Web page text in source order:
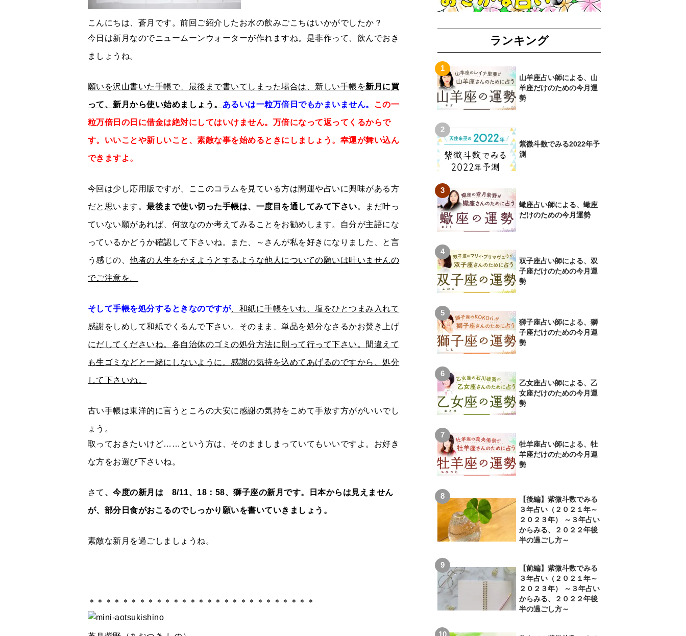
こんにちは、蒼月です。前回ご紹介したお水の飲みごこちはいかがでしたか？
今日は新月なのでニュームーンウォーターが作れますね。是非作って、飲んでおき
ましょうね。
願いを沢山書いた手帳で、最後まで書いてしまった場合は、新しい手帳を新月に買
って、新月から使い始めましょう。 あるいは一粒万倍日でもかまいません。 この一
粒万倍日の日に借金は絶対にしてはいけません。万倍になって返ってくるからで
す。いいことや新しいこと、素敵な事を始めるときにしましょう。幸運が舞い込ん
できますよ。
今回は少し応用版ですが、ここのコラムを見ている方は開運や占いに興味がある方
だと思います。最後まで使い切った手帳は、一度目を通してみて下さい。まだ叶っ
ていない願があれば、何故なのか考えてみることをお勧めします。自分が主語にな
っているかどうか確認して下さいね。また、～さんが私を好きになりました、と言
う感じの、他者の人生をかえようとするような他人についての願いは叶いませんの
でご注意を。
そして手帳を処分するときなのですが、和紙に手帳をいれ、塩をひとつまみ入れて
感謝をしめして和紙でくるんで下さい。そのまま、単品を処分なさるかお焚き上げ
にだしてくださいね。各自治体のゴミの処分方法に則って行って下さい。間違えて
も生ゴミなどと一緒にしないように。感謝の気持を込めてあげるのですから、処分
して下さいね。
古い手帳は東洋的に言うところの大安に感謝の気持をこめて手放す方ががいいでし
ょう。
取っておきたいけど……という方は、そのまましまっていてもいいですよ。お好き
な方をお選び下さいね。
さて 、今度の新月は 8/11、18：58、獅子座の新月です。日本からは見えません
が、部分日食がおこるのでしっかり願いを書いていきましょう。
素敵な新月を過ごしましょうね。
＊＊＊＊＊＊＊＊＊＊＊＊＊＊＊＊＊＊＊＊＊＊＊＊＊＊＊
ランキング
山羊座占い師による、山
羊座だけのための今月運
勢
紫微斗数でみる2022年予
測
蠍座占い師による、蠍座
だけのための今月運勢
双子座占い師による、双
子座だけのための今月運
勢
獅子座占い師による、獅
子座だけのための今月運
勢
乙女座占い師による、乙
女座だけのための今月運
勢
牡羊座占い師による、牡
羊座だけのための今月運
勢
【後編】紫微斗数でみる
３年占い（２０２１年～
２０２３年） ～３年占い
からみる、２０２２年後
半の過ごし方～
【前編】紫微斗数でみる
３年占い（２０２１年～
２０２３年） ～３年占い
からみる、２０２２年後
半の過ごし方～